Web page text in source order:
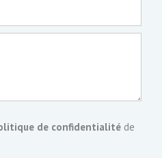
de confidentialité de